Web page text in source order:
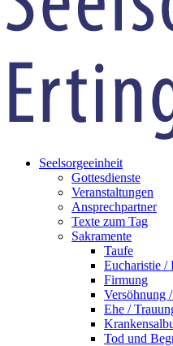
Seelsorgeeinheit
Gottesdienste
Veranstaltungen
Ansprechpartner
Texte zum Tag
Sakramente
Taufe
Eucharistie /
Firmung
Versöhnung
Ehe /
Tod und